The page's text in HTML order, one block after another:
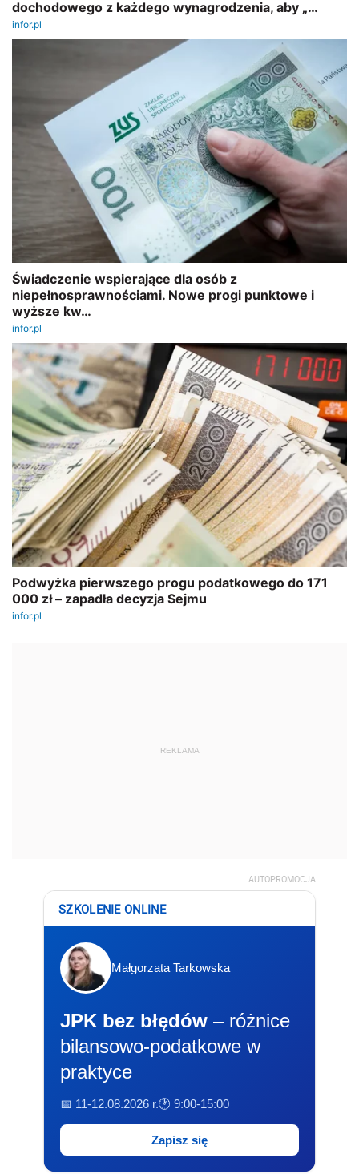
REKLAMA
AUTOPROMOCJA
SZKOLENIE ONLINE
Małgorzata Tarkowska
JPK bez błędów – różnice
bilansowo-podatkowe w
praktyce
📅 11-12.08.2026 r.🕐 9:00-15:00
Zapisz się